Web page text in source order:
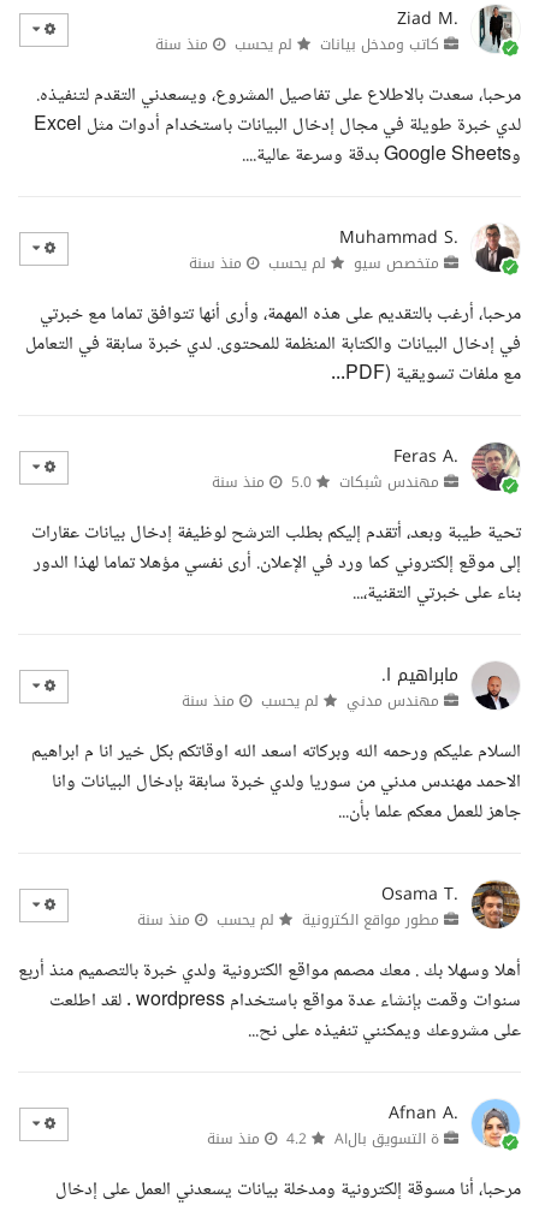
Ziad M.
كاتب ومدخل بيانات لم يحسب منذ سنة
مرحبا، سعدت بالاطلاع على تفاصيل المشروع، ويسعدني التقدم لتنفيذه.
لدي خبرة طويلة في مجال إدخال البيانات باستخدام أدوات مثل Excel
وGoogle Sheets بدقة وسرعة عالية....
Muhammad S.
متخصص سيو لم يحسب منذ سنة
مرحبا، أرغب بالتقديم على هذه المهمة، وأرى أنها تتوافق تماما مع خبرتي
في إدخال البيانات والكتابة المنظمة للمحتوى. لدي خبرة سابقة في التعامل
مع ملفات تسويقية (PDF...
Feras A.
مهندس شبكات منذ سنة
تحية طيبة وبعد، أتقدم إليكم بطلب الترشح لوظيفة إدخال بيانات عقارات
إلى موقع إلكتروني كما ورد في الإعلان. أرى نفسي مؤهلا تماما لهذا الدور
بناء على خبرتي التقنية،...
مابراهيم ا.
مهندس مدني لم يحسب منذ سنة
السلام عليكم ورحمه الله وبركاته اسعد الله اوقاتكم بكل خير انا م ابراهيم
الاحمد مهندس مدني من سوريا ولدي خبرة سابقة بإدخال البيانات وانا
جاهز للعمل معكم علما بأن...
Osama T.
مطور مواقع الكترونية لم يحسب منذ سنة
أهلا وسهلا بك . معك مصمم مواقع الكترونية ولدي خبرة بالتصميم منذ أربع
سنوات وقمت بإنشاء عدة مواقع باستخدام wordpress . لقد اطلعت
على مشروعك ويمكنني تنفيذه على نح...
Afnan A.
ة التسويق بالAI منذ سنة
مرحبا، أنا مسوقة إلكترونية ومدخلة بيانات يسعدني العمل على إدخال